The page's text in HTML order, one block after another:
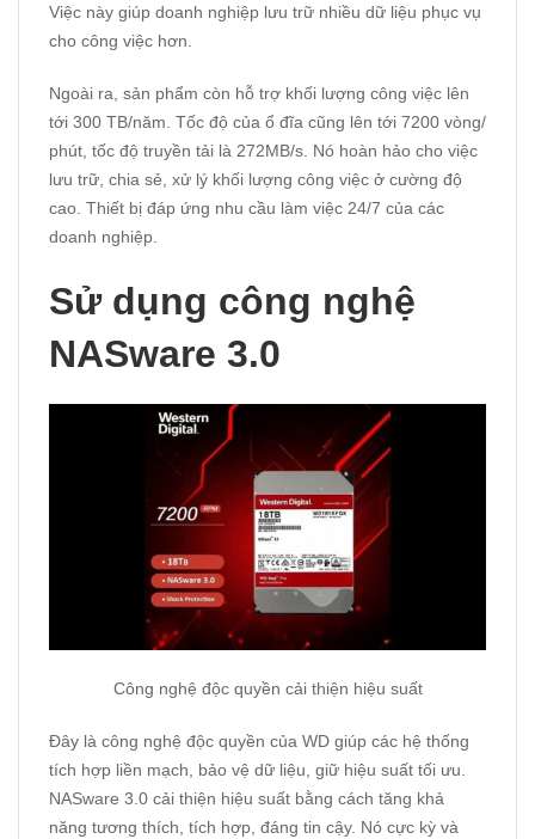
Việc này giúp doanh nghiệp lưu trữ nhiều dữ liệu phục vụ
cho công việc hơn.
Ngoài ra, sản phẩm còn hỗ trợ khối lượng công việc lên
tới 300 TB/năm. Tốc độ của ổ đĩa cũng lên tới 7200 vòng/
phút, tốc độ truyền tải là 272MB/s. Nó hoàn hảo cho việc
lưu trữ, chia sẻ, xử lý khối lượng công việc ở cường độ
cao. Thiết bị đáp ứng nhu cầu làm việc 24/7 của các
doanh nghiệp.
Sử dụng công nghệ
NASware 3.0
Công nghệ độc quyền cải thiện hiệu suất
Đây là công nghệ độc quyền của WD giúp các hệ thống
tích hợp liền mạch, bảo vệ dữ liệu, giữ hiệu suất tối ưu.
NASware 3.0 cải thiện hiệu suất bằng cách tăng khả
năng tương thích, tích hợp, đáng tin cậy. Nó cực kỳ và